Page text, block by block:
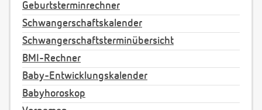
Geburtsterminrechner
Schwangerschaftskalender
Schwangerschaftsterminübersicht
BMI-Rechner
Baby-Entwicklungskalender
Babyhoroskop